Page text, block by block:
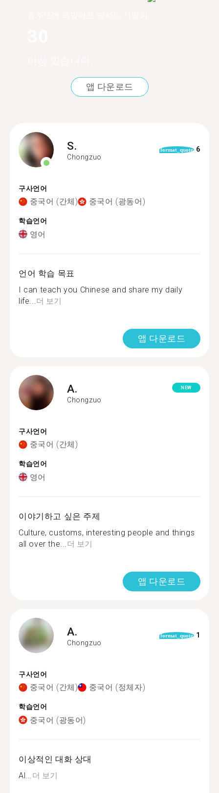
앱 다운로드
S.
Chongzuo
format_quote 6
구사언어
중국어 (간체) 중국어 (광동어)
학습언어
영어
언어 학습 목표
I can teach you Chinese and share my daily
life... 더 보기
앱 다운로드
A.
Chongzuo
NEW
구사언어
중국어 (간체)
학습언어
영어
이야기하고 싶은 주제
Culture, customs, interesting people and things
all over the... 더 보기
앱 다운로드
A.
Chongzuo
format_quote 1
구사언어
중국어 (간체) 중국어 (정체자)
학습언어
중국어 (광동어)
이상적인 대화 상대
Al... 더 보기